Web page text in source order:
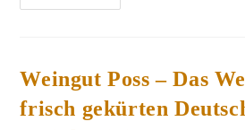
Im
Weingut Poss – Das
frisch gekürten